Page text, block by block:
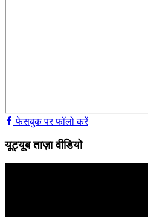
फेसबुक पर फॉलो करें
यूट्यूब ताज़ा वीडियो